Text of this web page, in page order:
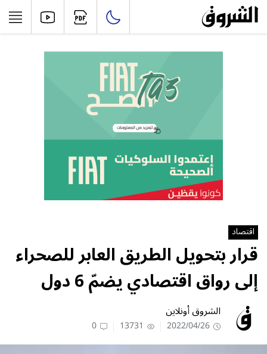
اقتصاد
قرار بتحويل الطريق العابر للصحراء
إلى رواق اقتصادي يضمّ 6 دول
الشروق أونلاين
2022/04/26
13731
0